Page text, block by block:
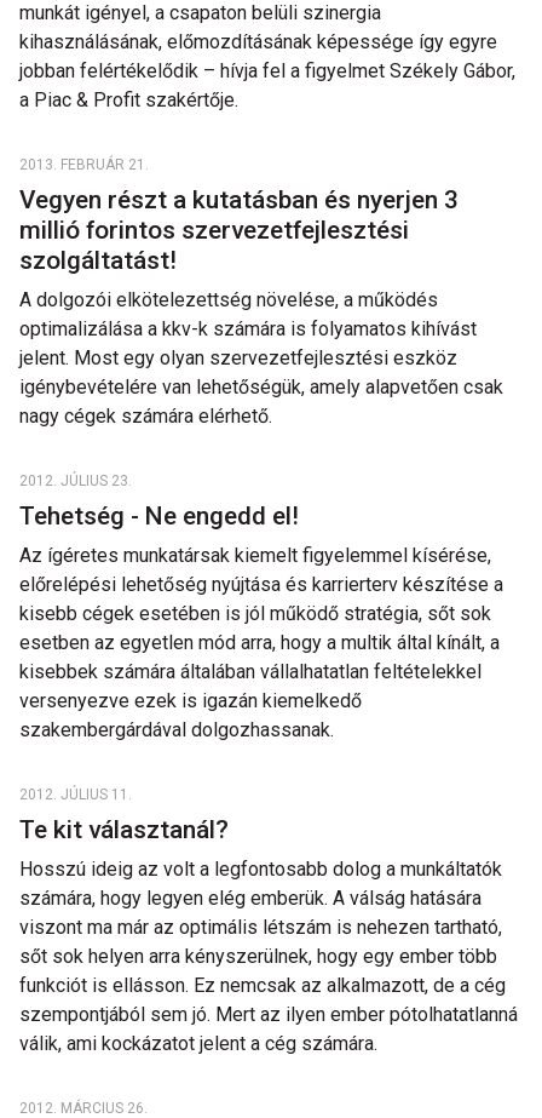
munkát igényel, a csapaton belüli szinergia
kihasználásának, előmozdításának képessége így egyre
jobban felértékelődik – hívja fel a figyelmet Székely Gábor,
a Piac & Profit szakértője.
2013. FEBRUÁR 21.
Vegyen részt a kutatásban és nyerjen 3
millió forintos szervezetfejlesztési
szolgáltatást!
A dolgozói elkötelezettség növelése, a működés
optimalizálása a kkv-k számára is folyamatos kihívást
jelent. Most egy olyan szervezetfejlesztési eszköz
igénybevételére van lehetőségük, amely alapvetően csak
nagy cégek számára elérhető.
2012. JÚLIUS 23.
Tehetség - Ne engedd el!
Az ígéretes munkatársak kiemelt figyelemmel kísérése,
előrelépési lehetőség nyújtása és karrierterv készítése a
kisebb cégek esetében is jól működő stratégia, sőt sok
esetben az egyetlen mód arra, hogy a multik által kínált, a
kisebbek számára általában vállalhatatlan feltételekkel
versenyezve ezek is igazán kiemelkedő
szakembergárdával dolgozhassanak.
2012. JÚLIUS 11.
Te kit választanál?
Hosszú ideig az volt a legfontosabb dolog a munkáltatók
számára, hogy legyen elég emberük. A válság hatására
viszont ma már az optimális létszám is nehezen tartható,
sőt sok helyen arra kényszerülnek, hogy egy ember több
funkciót is ellásson. Ez nemcsak az alkalmazott, de a cég
szempontjából sem jó. Mert az ilyen ember pótolhatatlanná
válik, ami kockázatot jelent a cég számára.
2012. MÁRCIUS 26.